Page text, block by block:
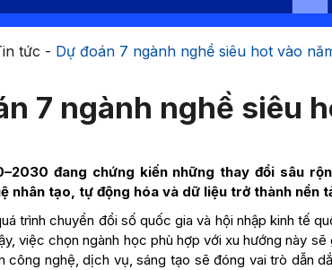
tức - Dự đoán 7 ngành nghề siêu hot vào
7 ngành nghề siêu
đang chứng kiến những thay đổi sâu
nhân tạo, tự động hóa và dữ liệu trở thành nền
trình chuyển đổi số quốc gia và hội nhập kinh tế
việc chọn ngành học phù hợp với xu hướng này
công nghệ, dịch vụ, sáng tạo sẽ đóng vai trò dẫn